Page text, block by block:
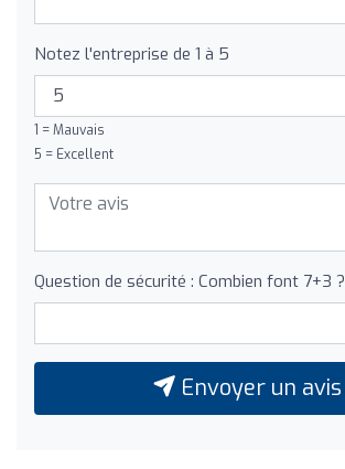
Notez l'entreprise de 1 à 5
1 = Mauvais
5 = Excellent
Question de sécurité : Combien font 7+3 ?
Envoyer un avis